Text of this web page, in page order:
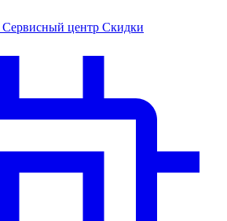
Сервисный центр Скидки